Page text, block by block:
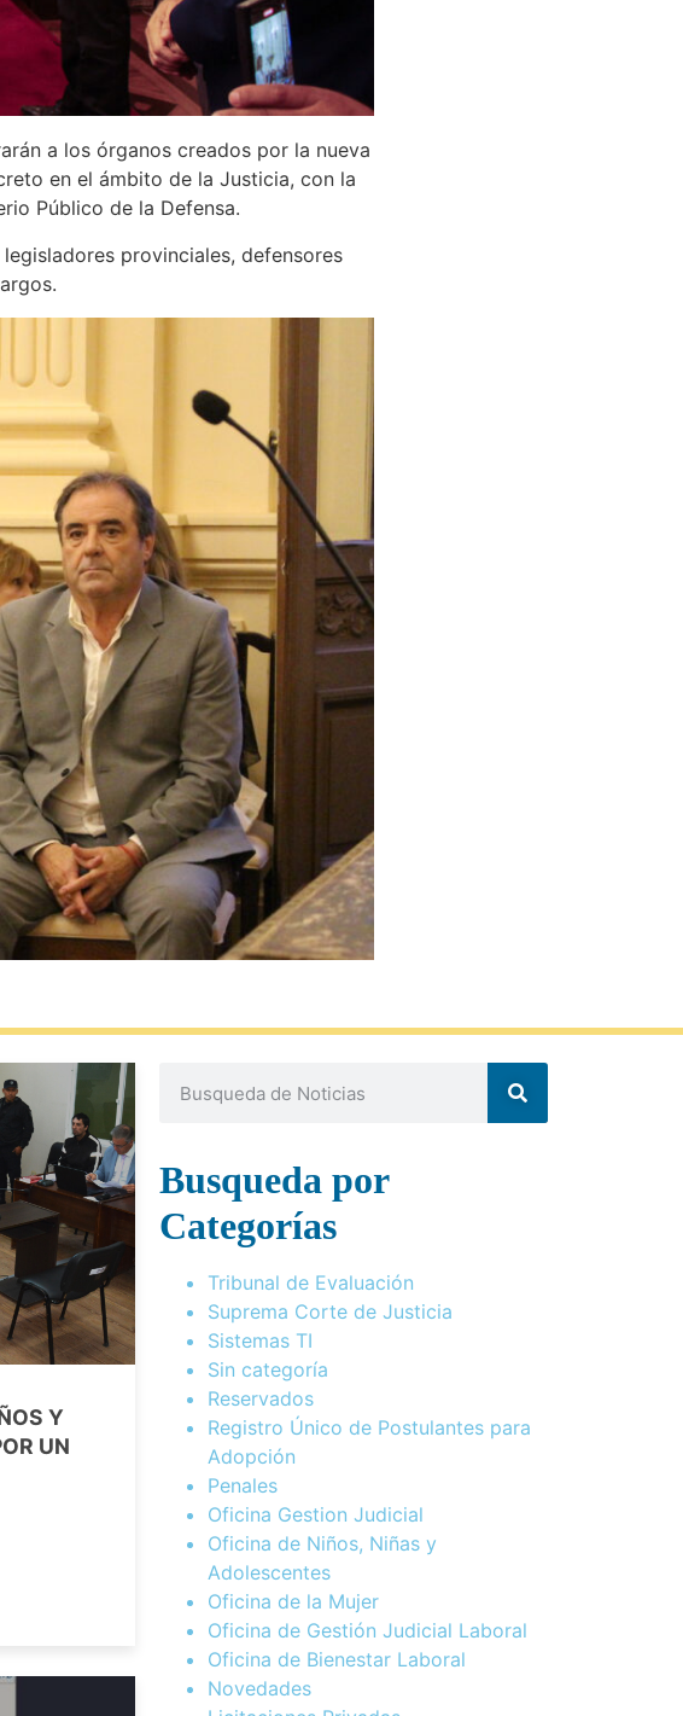
a los órganos creados por la nueva
en el ámbito de la Justicia, con la
Público de la Defensa.
provinciales, defensores
Y
UN
Busqueda por
Categorías
Tribunal de Evaluación
Suprema Corte de Justicia
Sistemas TI
Sin categoría
Reservados
Registro Único de Postulantes para
Adopción
Penales
Oficina Gestion Judicial
Oficina de Niños, Niñas y
Adolescentes
Oficina de la Mujer
Oficina de Gestión Judicial Laboral
Oficina de Bienestar Laboral
Novedades